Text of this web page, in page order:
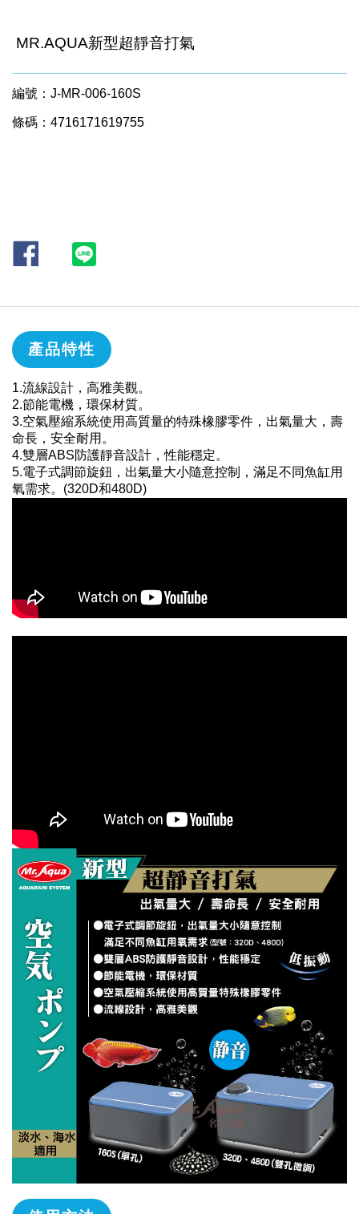
MR.AQUA新型超靜音打氣
編號：J-MR-006-160S
條碼：4716171619755
產品特性
1.流線設計，高雅美觀。
2.節能電機，環保材質。
3.空氣壓縮系統使用高質量的特殊橡膠零件，出氣量大，壽
命長，安全耐用。
4.雙層ABS防護靜音設計，性能穩定。
5.電子式調節旋鈕，出氣量大小隨意控制，滿足不同魚缸用
氧需求。(320D和480D)